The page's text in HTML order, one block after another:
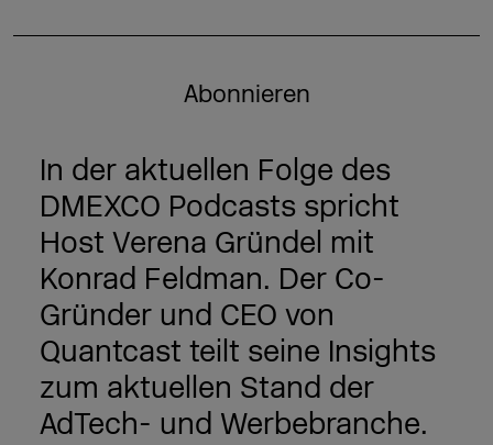
Abonnieren
In der aktuellen Folge des
DMEXCO Podcasts spricht
Host Verena Gründel mit
Konrad Feldman. Der Co-
Gründer und CEO von
Quantcast teilt seine Insights
zum aktuellen Stand der
AdTech- und Werbebranche.